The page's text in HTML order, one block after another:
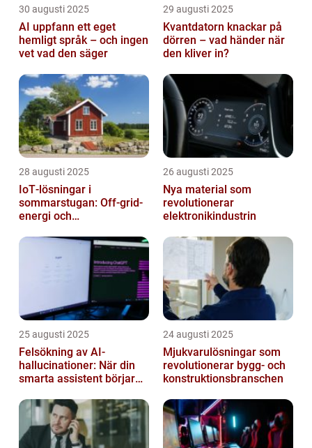
30 augusti 2025
AI uppfann ett eget
hemligt språk – och ingen
vet vad den säger
29 augusti 2025
Kvantdatorn knackar på
dörren – vad händer när
den kliver in?
28 augusti 2025
IoT‑lösningar i
sommarstugan: Off‑grid-
energi och
26 augusti 2025
Nya material som
revolutionerar
elektronikindustrin
25 augusti 2025
Felsökning av AI-
hallucinationer: När din
smarta assistent börjar
24 augusti 2025
Mjukvarulösningar som
revolutionerar bygg- och
konstruktionsbranschen